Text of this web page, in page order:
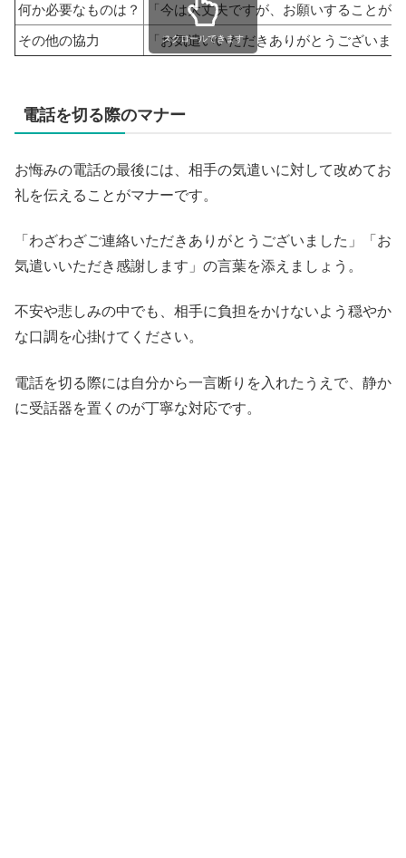
何か必要なものは？
「今は大丈夫ですが、お願いすることが
その他の協力
「お気遣いいただきありがとうございま
スクロールできます
電話を切る際のマナー
お悔みの電話の最後には、相手の気遣いに対して改めてお
礼を伝えることがマナーです。
「わざわざご連絡いただきありがとうございました」「お
気遣いいただき感謝します」の言葉を添えましょう。
不安や悲しみの中でも、相手に負担をかけないよう穏やか
な口調を心掛けてください。
電話を切る際には自分から一言断りを入れたうえで、静か
に受話器を置くのが丁寧な対応です。